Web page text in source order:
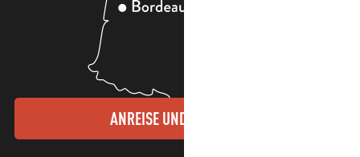
ANREISE UND KONTAKTE